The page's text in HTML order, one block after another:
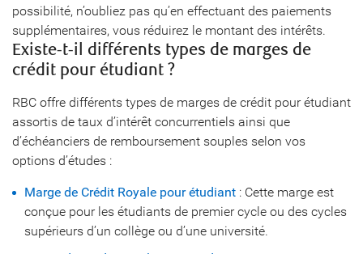
possibilité, n’oubliez pas qu’en effectuant des paiements
supplémentaires, vous réduirez le montant des intérêts.
Existe-t-il différents types de marges de
crédit pour étudiant ?
RBC offre différents types de marges de crédit pour étudiant
assortis de taux d’intérêt concurrentiels ainsi que
d’échéanciers de remboursement souples selon vos
options d’études :
Marge de Crédit Royale pour étudiant : Cette marge est
conçue pour les étudiants de premier cycle ou des cycles
supérieurs d’un collège ou d’une université.